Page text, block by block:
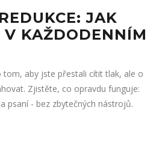
JAK
KAŽDODENNÍM
tom, aby jste přestali cítit tlak, ale o
Zjistěte, co opravdu funguje:
psaní - bez zbytečných nástrojů.